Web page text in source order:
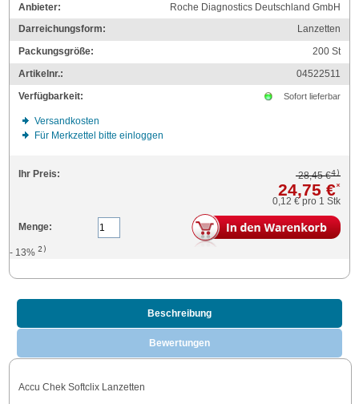
Anbieter:
Roche Diagnostics Deutschland GmbH
Darreichungsform:
Lanzetten
Packungsgröße:
200St
Artikelnr.:
04522511
Verfügbarkeit:
Sofort lieferbar
Versandkosten
Für Merkzettel bitte einloggen
Ihr Preis: 28,45 €4)
24,75 €*
0,12 €pro 1 Stk
Menge:
- 13%2)
Beschreibung
Bewertungen
Accu Chek Softclix Lanzetten